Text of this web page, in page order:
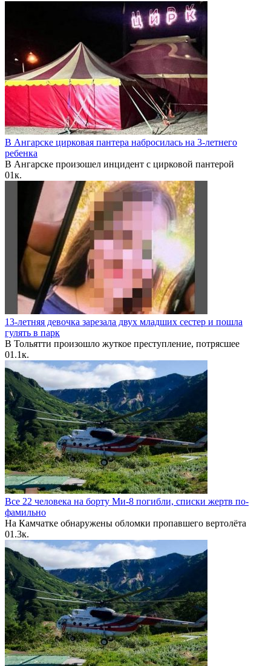
В Ангарске цирковая пантера набросилась на 3-летнего
ребенка
В Ангарске произошел инцидент с цирковой пантерой
01к.
13-летняя девочка зарезала двух младших сестер и пошла
гулять в парк
В Тольятти произошло жуткое преступление, потрясшее
01.1к.
Все 22 человека на борту Ми-8 погибли, списки жертв по-
фамильно
На Камчатке обнаружены обломки пропавшего вертолёта
01.3к.